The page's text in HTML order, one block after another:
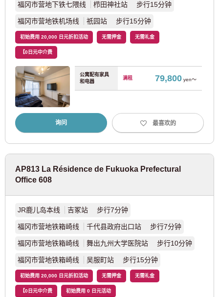
福冈市营地下铁七隈线 栉田神社站 步行15分钟
福冈市营地铁机场线 祇园站 步行15分钟
初始费用 20,000 日元折扣活动 无需押金 无需礼金
【0日元中介费
公寓配有家具
和电器
满租 79,800yen～
询问 最喜欢的
AP813 La Résidence de Fukuoka Prefectural
Office 608
JR鹿儿岛本线 吉冢站 步行7分钟
福冈市营地铁箱崎线 千代县政府出口站 步行7分钟
福冈市营地铁箱崎线 舞出九州大学医院站 步行10分钟
福冈市营地铁箱崎线 吴服町站 步行15分钟
初始费用 20,000 日元折扣活动 无需押金 无需礼金
【0日元中介费 初始费用 0 日元活动
福冈市营地下铁七隈线 (55)
福冈市营地铁箱崎线 (31)
西铁天神大牟田线 (27)
西铁贝冢线 (1)
北海道
JR北海道
JR千岁线 (1)
札幌市交通局
札幌市营地下铁南北线 (1)